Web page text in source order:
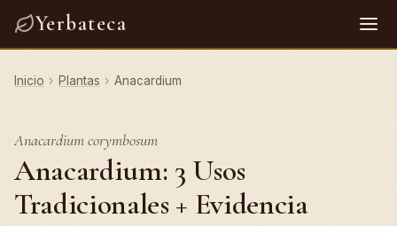
Yerbateca
Inicio › Plantas › Anacardium
Anacardium corymbosum
Anacardium: 3 Usos
Tradicionales + Evidencia